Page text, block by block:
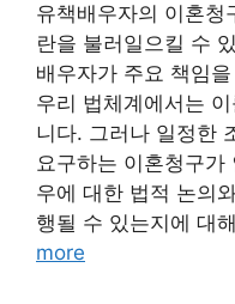
유책배우자의 이혼청
란을 불러일으킬 수
배우자가 주요 책임
우리 법체계에서는
니다. 그러나 일정한
요구하는 이혼청구가
우에 대한 법적 논의
행될 수 있는지에 대
more